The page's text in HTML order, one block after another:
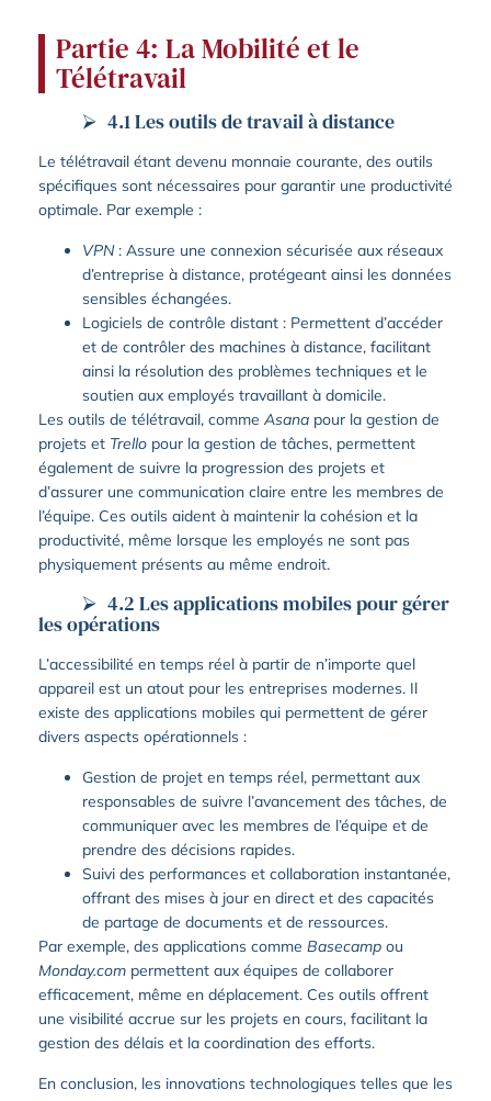
Partie 4: La Mobilité et le
Télétravail
4.1 Les outils de travail à distance
Le télétravail étant devenu monnaie courante, des outils
spécifiques sont nécessaires pour garantir une productivité
optimale. Par exemple :
VPN: Assure une connexion sécurisée aux réseaux
d’entreprise à distance, protégeant ainsi les données
sensibles échangées.
Logiciels de contrôle distant : Permettent d’accéder
et de contrôler des machines à distance, facilitant
ainsi la résolution des problèmes techniques et le
soutien aux employés travaillant à domicile.
Les outils de télétravail, comme Asana pour la gestion de
projets et Trello pour la gestion de tâches, permettent
également de suivre la progression des projets et
d’assurer une communication claire entre les membres de
l’équipe. Ces outils aident à maintenir la cohésion et la
productivité, même lorsque les employés ne sont pas
physiquement présents au même endroit.
4.2 Les applications mobiles pour gérer
les opérations
L’accessibilité en temps réel à partir de n’importe quel
appareil est un atout pour les entreprises modernes. Il
existe des applications mobiles qui permettent de gérer
divers aspects opérationnels :
Gestion de projet en temps réel, permettant aux
responsables de suivre l’avancement des tâches, de
communiquer avec les membres de l’équipe et de
prendre des décisions rapides.
Suivi des performances et collaboration instantanée,
offrant des mises à jour en direct et des capacités
de partage de documents et de ressources.
Par exemple, des applications comme Basecamp ou
Monday.com permettent aux équipes de collaborer
efficacement, même en déplacement. Ces outils offrent
une visibilité accrue sur les projets en cours, facilitant la
gestion des délais et la coordination des efforts.
En conclusion, les innovations technologiques telles que les